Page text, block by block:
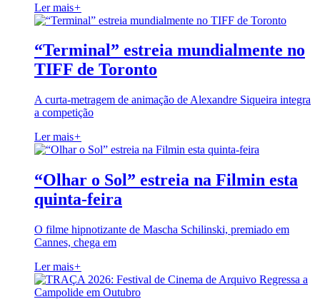
Ler mais+
“Terminal” estreia mundialmente no
TIFF de Toronto
A curta-metragem de animação de Alexandre Siqueira integra
a competição
Ler mais+
“Olhar o Sol” estreia na Filmin esta
quinta-feira
O filme hipnotizante de Mascha Schilinski, premiado em
Cannes, chega em
Ler mais+